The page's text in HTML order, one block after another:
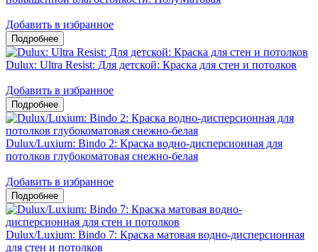
Добавить в избранное
Dulux: Ultra Resist: Для детской: Краска для стен и потолков
Добавить в избранное
Dulux/Luxium: Bindo 2: Краска водно-дисперсионная для
потолков глубокоматовая снежно-белая
Добавить в избранное
Dulux/Luxium: Bindo 7: Краска матовая водно-дисперсионная
для стен и потолков